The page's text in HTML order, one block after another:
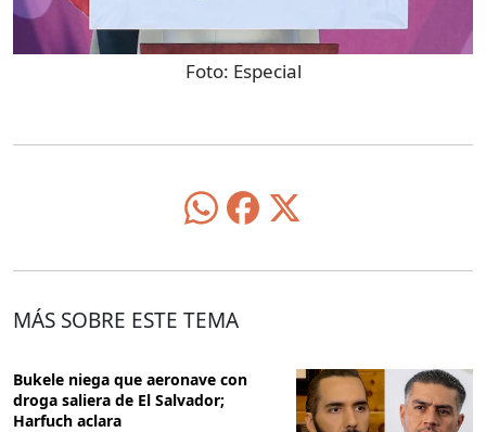
Foto: Especial
MÁS SOBRE ESTE TEMA
Bukele niega que aeronave con
droga saliera de El Salvador;
Harfuch aclara